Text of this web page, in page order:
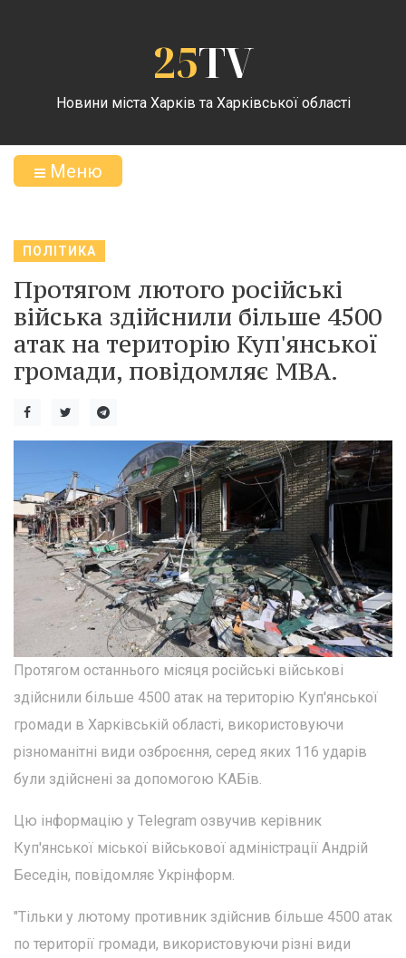
25TV
Новини міста Харків та Харківської області
Меню
ПОЛІТИКА
Протягом лютого російські
війська здійснили більше 4500
атак на територію Куп'янської
громади, повідомляє МВА.
Протягом останнього місяця російські військові
здійснили більше 4500 атак на територію Куп'янської
громади в Харківській області, використовуючи
різноманітні види озброєння, серед яких 116 ударів
були здійснені за допомогою КАБів.
Цю інформацію у Telegram озвучив керівник
Куп'янської міської військової адміністрації Андрій
Беседін, повідомляє Укрінформ.
"Тільки у лютому противник здійснив більше 4500 атак
по території громади, використовуючи різні види